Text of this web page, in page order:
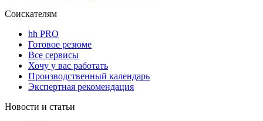
Соискателям
hh PRO
Готовое резюме
Все сервисы
Хочу у вас работать
Производственный календарь
Экспертная рекомендация
Новости и статьи